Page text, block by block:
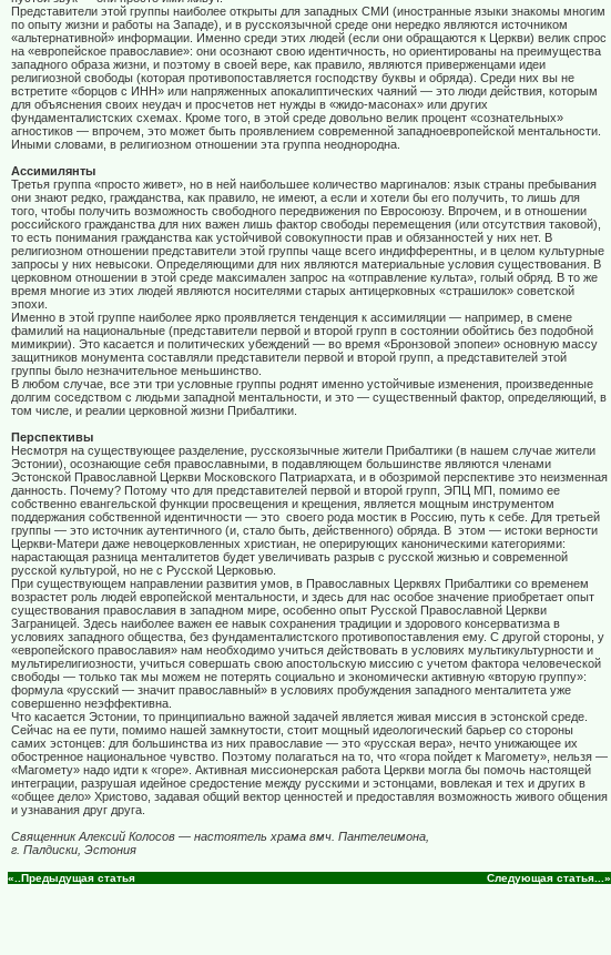
Представители этой группы наиболее открыты для западных СМИ (иностранные языки знакомы многим
по опыту жизни и работы на Западе), и в русскоязычной среде они нередко являются источником
«альтернативной» информации. Именно среди этих людей (если они обращаются к Церкви) велик спрос
на «европейское православие»: они осознают свою идентичность, но ориентированы на преимущества
западного образа жизни, и поэтому в своей вере, как правило, являются приверженцами идеи
религиозной свободы (которая противопоставляется господству буквы и обряда). Среди них вы не
встретите «борцов с ИНН» или напряженных апокалиптических чаяний — это люди действия, которым
для объяснения своих неудач и просчетов нет нужды в «жидо-масонах» или других
фундаменталистских схемах. Кроме того, в этой среде довольно велик процент «сознательных»
агностиков — впрочем, это может быть проявлением современной западноевропейской ментальности.
Иными словами, в религиозном отношении эта группа неоднородна.
Ассимилянты
Третья группа «просто живет», но в ней наибольшее количество маргиналов: язык страны пребывания
они знают редко, гражданства, как правило, не имеют, а если и хотели бы его получить, то лишь для
того, чтобы получить возможность свободного передвижения по Евросоюзу. Впрочем, и в отношении
российского гражданства для них важен лишь фактор свободы перемещения (или отсутствия таковой),
то есть понимания гражданства как устойчивой совокупности прав и обязанностей у них нет. В
религиозном отношении представители этой группы чаще всего индифферентны, и в целом культурные
запросы у них невысоки. Определяющими для них являются материальные условия существования. В
церковном отношении в этой среде максимален запрос на «отправление культа», голый обряд. В то же
время многие из этих людей являются носителями старых антицерковных «страшилок» советской
эпохи.
Именно в этой группе наиболее ярко проявляется тенденция к ассимиляции — например, в смене
фамилий на национальные (представители первой и второй групп в состоянии обойтись без подобной
мимикрии). Это касается и политических убеждений — во время «Бронзовой эпопеи» основную массу
защитников монумента составляли представители первой и второй групп, а представителей этой
группы было незначительное меньшинство.
В любом случае, все эти три условные группы роднят именно устойчивые изменения, произведенные
долгим соседством с людьми западной ментальности, и это — существенный фактор, определяющий, в
том числе, и реалии церковной жизни Прибалтики.
Перспективы
Несмотря на существующее разделение, русскоязычные жители Прибалтики (в нашем случае жители
Эстонии), осознающие себя православными, в подавляющем большинстве являются членами
Эстонской Православной Церкви Московского Патриархата, и в обозримой перспективе это неизменная
данность. Почему? Потому что для представителей первой и второй групп, ЭПЦ МП, помимо ее
собственно евангельской функции просвещения и крещения, является мощным инструментом
поддержания собственной идентичности — это своего рода мостик в Россию, путь к себе. Для третьей
группы — это источник аутентичного (и, стало быть, действенного) обряда. В этом — истоки верности
Церкви-Матери даже невоцерковленных христиан, не оперирующих каноническими категориями:
нарастающая разница менталитетов будет увеличивать разрыв с русской жизнью и современной
русской культурой, но не с Русской Церковью.
При существующем направлении развития умов, в Православных Церквях Прибалтики со временем
возрастет роль людей европейской ментальности, и здесь для нас особое значение приобретает опыт
существования православия в западном мире, особенно опыт Русской Православной Церкви
Заграницей. Здесь наиболее важен ее навык сохранения традиции и здорового консерватизма в
условиях западного общества, без фундаменталистского противопоставления ему. С другой стороны, у
«европейского православия» нам необходимо учиться действовать в условиях мультикультурности и
мультирелигиозности, учиться совершать свою апостольскую миссию с учетом фактора человеческой
свободы — только так мы можем не потерять социально и экономически активную «вторую группу»:
формула «русский — значит православный» в условиях пробуждения западного менталитета уже
совершенно неэффективна.
Что касается Эстонии, то принципиально важной задачей является живая миссия в эстонской среде.
Сейчас на ее пути, помимо нашей замкнутости, стоит мощный идеологический барьер со стороны
самих эстонцев: для большинства из них православие — это «русская вера», нечто унижающее их
обостренное национальное чувство. Поэтому полагаться на то, что «гора пойдет к Магомету», нельзя —
«Магомету» надо идти к «горе». Активная миссионерская работа Церкви могла бы помочь настоящей
интеграции, разрушая идейное средостение между русскими и эстонцами, вовлекая и тех и других в
«общее дело» Христово, задавая общий вектор ценностей и предоставляя возможность живого общения
и узнавания друг друга.
Cвященник Алексий Колосов — настоятель храма вмч. Пантелеимона,
г. Палдиски, Эстония
«..Предыдущая статья Следующая статья...»